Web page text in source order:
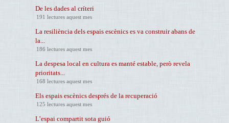
De les dades al críteri
191 lectures aquest mes
La resiliència dels espais escènics es va construir abans de
la...
186 lectures aquest mes
La despesa local en cultura es manté estable, però revela
prioritats...
168 lectures aquest mes
Els espais escènics després de la recuperació
125 lectures aquest mes
L’espai compartit sota guió